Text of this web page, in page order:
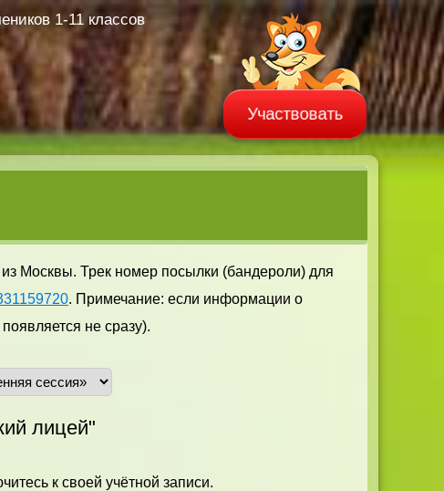
1-11 классов
Участвовать
Москвы. Трек номер посылки (бандероли) для
. Примечание: если информации о
не сразу).
лицей"
к своей учётной записи.